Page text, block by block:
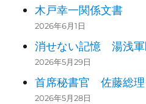
木戸幸一関係文書
2026年6月1日
消せない記憶 湯浅軍
2026年5月29日
首席秘書官 佐藤総理
2026年5月28日